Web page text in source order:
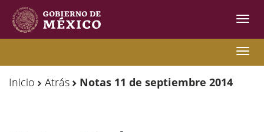
de
de
Inicio Atrás Notas 11 de septiembre 2014